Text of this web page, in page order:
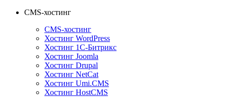
CMS-хостинг
CMS-хостинг
Хостинг WordPress
Хостинг 1С-Битрикс
Хостинг Joomla
Хостинг Drupal
Хостинг NetCat
Хостинг Umi.CMS
Хостинг HostCMS